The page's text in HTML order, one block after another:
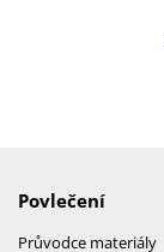
Povlečení
Průvodce materiály